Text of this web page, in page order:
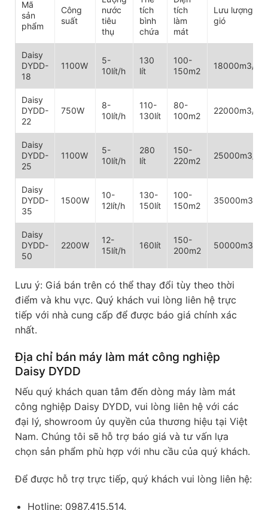
Mã
sản
phẩm
Công
suất
nước
tiêu
thụ
tích
bình
chứa
tích
làm
mát
Lưu lượng
gió
Daisy
DYDD-
18
1100W
5-
10lít/h
130
lít
100-
150m2
18000m3/h
Daisy
DYDD-
22
750W
8-
10lít/h
110-
130lít
80-
100m2
22000m3/h
Daisy
DYDD-
25
1100W
5-
10lít/h
280
lít
150-
220m2
25000m3/h
Daisy
DYDD-
35
1500W
10-
12lít/h
130-
150lít
100-
150m2
35000m3/h
Daisy
DYDD-
50
2200W
12-
15lít/h
160lít
150-
200m2
50000m3/h
Lưu ý: Giá bán trên có thể thay đổi tùy theo thời
điểm và khu vực. Quý khách vui lòng liên hệ trực
tiếp với nhà cung cấp để được báo giá chính xác
nhất.
Địa chỉ bán máy làm mát công nghiệp
Daisy DYDD
Nếu quý khách quan tâm đến dòng máy làm mát
công nghiệp Daisy DYDD, vui lòng liên hệ với các
đại lý, showroom ủy quyền của thương hiệu tại Việt
Nam. Chúng tôi sẽ hỗ trợ báo giá và tư vấn lựa
chọn sản phẩm phù hợp với nhu cầu của quý khách.
Để được hỗ trợ trực tiếp, quý khách vui lòng liên hệ:
Hotline: 0987.415.514.